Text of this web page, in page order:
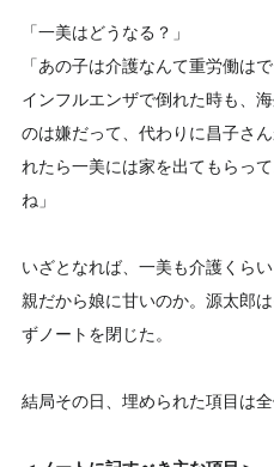
「一美はどうなる？」
「あの子は介護なんて重労働は
インフルエンザで倒れた時も、
のは嫌だって、代わりに昌子さ
れたら一美には家を出てもらっ
ね」
いざとなれば、一美も介護くら
親だから娘に甘いのか。源太郎
ずノートを閉じた。
結局その日、埋められた項目は